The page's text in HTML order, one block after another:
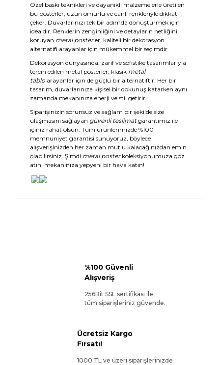
Özel baskı teknikleri ve dayanıklı malzemelerle üretilen
bu posterler, uzun ömürlü ve canlı renkleriyle dikkat
çeker. Duvarlarınızı tek bir adımda dönüştürmek için
idealdir. Renklerin zenginliğini ve detayların netliğini
koruyan metal posterler, kaliteli bir dekorasyon
alternatifi arayanlar için mükemmel bir seçimdir.
Dekorasyon dünyasında, zarif ve sofistike tasarımlarıyla
tercih edilen metal posterler, klasik metal
tablo arayanlar için de güçlü bir alternatiftir. Her bir
tasarım, duvarlarınıza kişisel bir dokunuş katarken aynı
zamanda mekanınıza enerji ve stil getirir.
Siparişinizin sorunsuz ve sağlam bir şekilde size
ulaşmasını sağlayan güvenli teslimatgarantimiz ile
içiniz rahat olsun. Tüm ürünlerimizde %100
memnuniyet garantisi sunuyoruz, böylece
alışverişinizden her zaman mutlu kalacağınızdan emin
olabilirsiniz. Şimdi metal posterkoleksiyonumuza göz
atın, mekanınıza yepyeni bir hava katın!
%100 Güvenli
Alışveriş
256Bit SSL sertifikası ile
tüm siparişleriniz güvende.
Ücretsiz Kargo
Fırsatı!
1000 TL ve üzeri siparişlerinizde